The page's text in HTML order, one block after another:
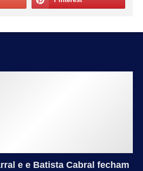
e e Batista Cabral fecham